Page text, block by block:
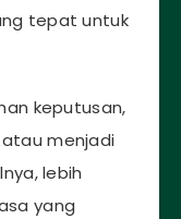
tepat untuk
keputusan,
menjadi
lebih
yang